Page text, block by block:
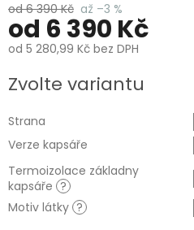
od 6 390 Kč až –3 %
od 6 390 Kč
od 5 280,99 Kč bez DPH
cena:
Zvolte variantu
Strana
Verze kapsáře
Termoizolace základny
kapsáře ?
Motiv látky ?